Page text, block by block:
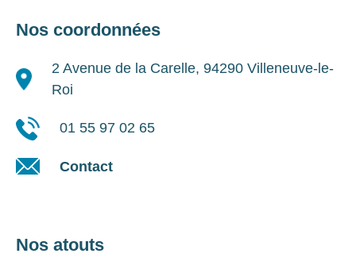
Nos coordonnées
2 Avenue de la Carelle, 94290 Villeneuve-le-
Roi
01 55 97 02 65
Contact
Nos atouts